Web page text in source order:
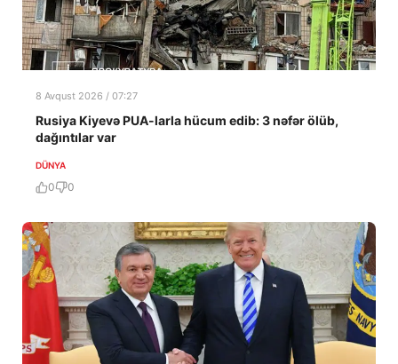
8 Avqust 2026 / 07:27
Rusiya Kiyevə PUA-larla hücum edib: 3 nəfər ölüb,
dağıntılar var
DÜNYA
0 0